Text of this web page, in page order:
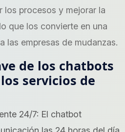
los procesos y mejorar la
que los convierte en una
las empresas de mudanzas.
de los chatbots
servicios de
24/7: El chatbot